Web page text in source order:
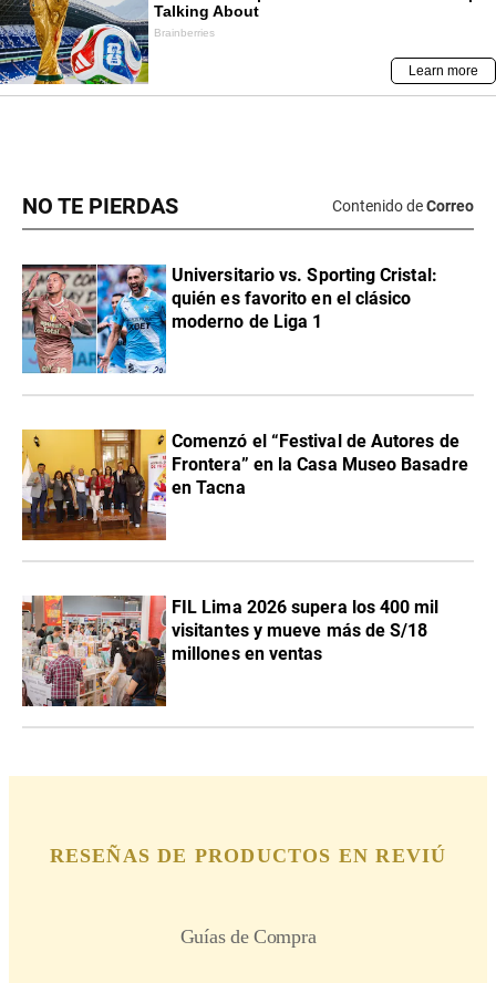
NO TE PIERDAS Contenido deCorreo
Universitario vs. Sporting Cristal:
quién es favorito en el clásico
moderno de Liga 1
Comenzó el “Festival de Autores de
Frontera” en la Casa Museo Basadre
en Tacna
FIL Lima 2026 supera los 400 mil
visitantes y mueve más de S/18
millones en ventas